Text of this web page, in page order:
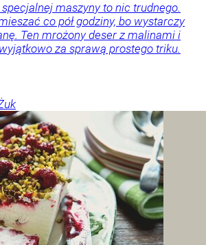
maszyny to nic trudnego.
co pół godziny, bo wystarczy
Ten mrożony deser z malinami i
za sprawą prostego triku.